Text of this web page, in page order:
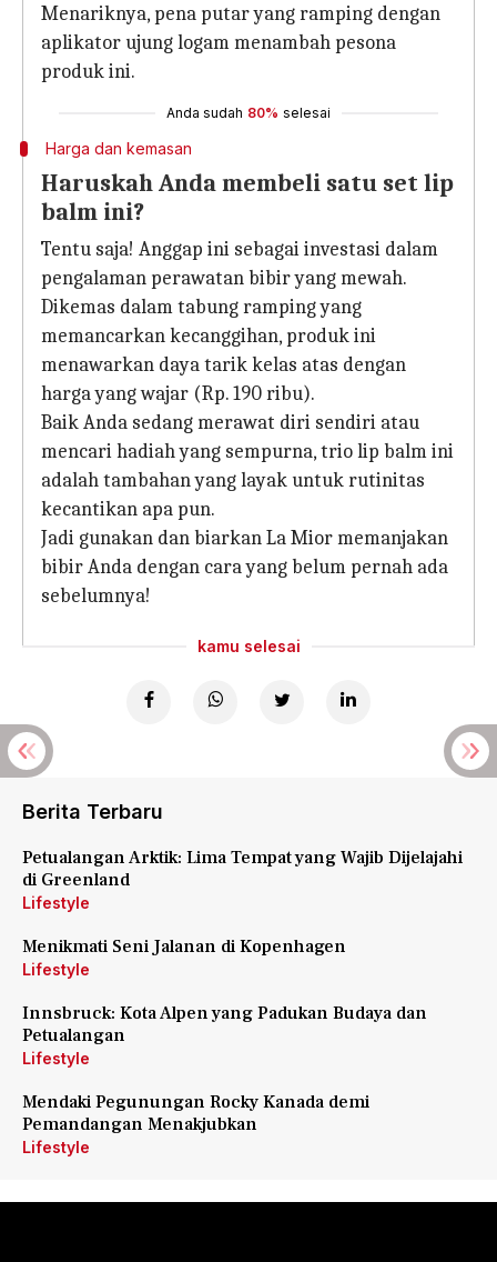
Menariknya, pena putar yang ramping dengan
aplikator ujung logam menambah pesona
produk ini.
Anda sudah 80% selesai
Harga dan kemasan
Haruskah Anda membeli satu set lip
balm ini?
Tentu saja! Anggap ini sebagai investasi dalam
pengalaman perawatan bibir yang mewah.
Dikemas dalam tabung ramping yang
memancarkan kecanggihan, produk ini
menawarkan daya tarik kelas atas dengan
harga yang wajar (Rp. 190 ribu).
Baik Anda sedang merawat diri sendiri atau
mencari hadiah yang sempurna, trio lip balm ini
adalah tambahan yang layak untuk rutinitas
kecantikan apa pun.
Jadi gunakan dan biarkan La Mior memanjakan
bibir Anda dengan cara yang belum pernah ada
sebelumnya!
kamu selesai
Berita Terbaru
Petualangan Arktik: Lima Tempat yang Wajib Dijelajahi
di Greenland
Lifestyle
Menikmati Seni Jalanan di Kopenhagen
Lifestyle
Innsbruck: Kota Alpen yang Padukan Budaya dan
Petualangan
Lifestyle
Mendaki Pegunungan Rocky Kanada demi
Pemandangan Menakjubkan
Lifestyle